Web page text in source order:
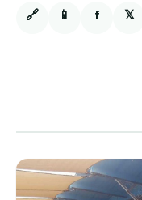
𝕏
f
📱
🔗